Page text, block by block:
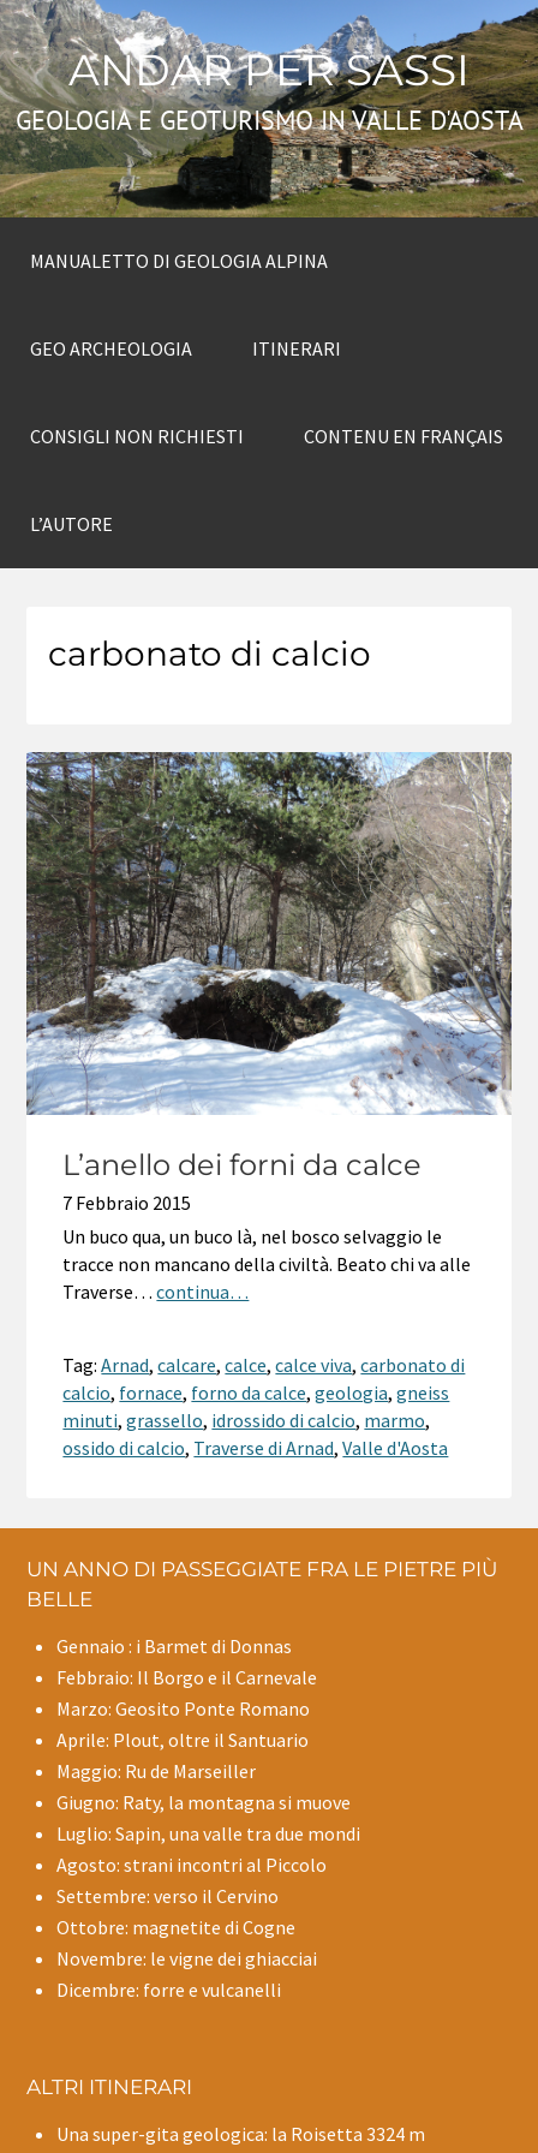
ANDAR PER SASSI
GEOLOGIA E GEOTURISMO IN VALLE D'AOSTA
MANUALETTO DI GEOLOGIA ALPINA
GEO ARCHEOLOGIA ITINERARI
CONSIGLI NON RICHIESTI CONTENU EN FRANÇAIS
L’AUTORE
carbonato di calcio
L’anello dei forni da calce
7 Febbraio 2015
Un buco qua, un buco là, nel bosco selvaggio le
tracce non mancano della civiltà. Beato chi va alle
Traverse…continua…
Tag:Arnad,calcare,calce,calce viva,carbonato di
calcio, fornace, forno da calce,geologia,gneiss
minuti,grassello, idrossido di calcio, marmo,
ossido di calcio, Traverse di Arnad,Valle d'Aosta
UN ANNO DI PASSEGGIATE FRA LE PIETRE PIÙ
BELLE
Gennaio : i Barmet di Donnas
Febbraio: Il Borgo e il Carnevale
Marzo: Geosito Ponte Romano
Aprile: Plout, oltre il Santuario
Maggio: Ru de Marseiller
Giugno: Raty, la montagna si muove
Luglio: Sapin, una valle tra due mondi
Agosto: strani incontri al Piccolo
Settembre: verso il Cervino
Ottobre: magnetite di Cogne
Novembre: le vigne dei ghiacciai
Dicembre: forre e vulcanelli
ALTRI ITINERARI
Una super-gita geologica: la Roisetta 3324 m